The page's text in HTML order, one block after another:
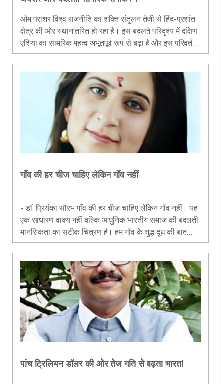
ओम पराशर विश्व राजनीति का शक्ति संतुलन तेजी से हिंद-प्रशांत
क्षेत्र की ओर स्थानांतरित हो रहा है। इस बदलते परिदृश्य में दक्षिण
एशिया का सामरिक महत्व अभूतपूर्व रूप से बढ़ा है और इस परिवर्तन
के केंद्र में बांग्लादेश उभरकर सामने आया है। कभी भारत की पू..
गाँव की हर चीज चाहिए लेकिन गाँव नहीं
- डॉ. प्रियंका सौरभ गाँव की हर चीज़ चाहिए लेकिन गाँव नहीं। यह
एक साधारण वाक्य नहीं बल्कि आधुनिक भारतीय समाज की बदलती
मानसिकता का सटीक चित्रण है। हम गाँव के शुद्ध दूध की बात
करते हैं, देसी घी की प्रशंसा करते हैं, जैविक अनाज खरीदने के लिए
अधिक कीम..
पांच ट्रिलियन डॉलर की ओर तेज गति से बढ़ता भारत!